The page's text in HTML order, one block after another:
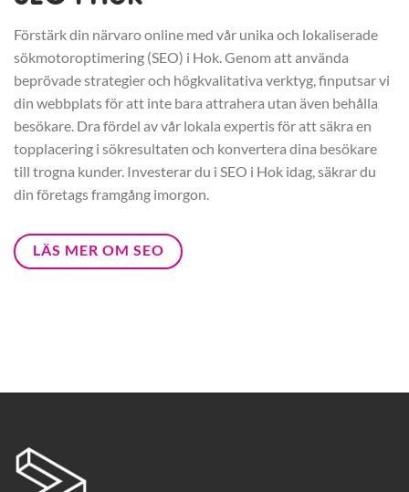
Förstärk din närvaro online med vår unika och lokaliserade
sökmotoroptimering (SEO) i Hok. Genom att använda
beprövade strategier och högkvalitativa verktyg, finputsar vi
din webbplats för att inte bara attrahera utan även behålla
besökare. Dra fördel av vår lokala expertis för att säkra en
topplacering i sökresultaten och konvertera dina besökare
till trogna kunder. Investerar du i SEO i Hok idag, säkrar du
din företags framgång imorgon.
LÄS MER OM SEO